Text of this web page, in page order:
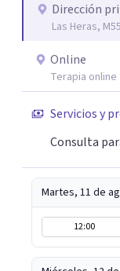
Dirección
Las Heras,
Online
Terapia online
Servicios y
Consulta
Martes, 11 de
12:00